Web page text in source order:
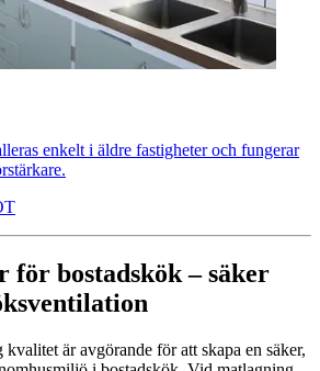
enkelt i äldre fastigheter och fungerar
för bostadskök – säker
är avgörande för att skapa en säker,